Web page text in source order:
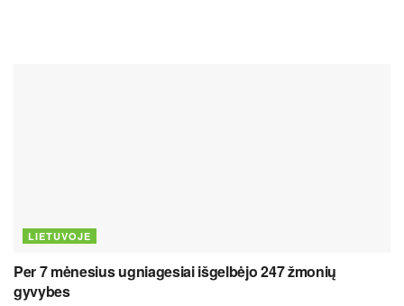
LIETUVOJE
Per 7 mėnesius ugniagesiai išgelbėjo 247 žmonių
gyvybes